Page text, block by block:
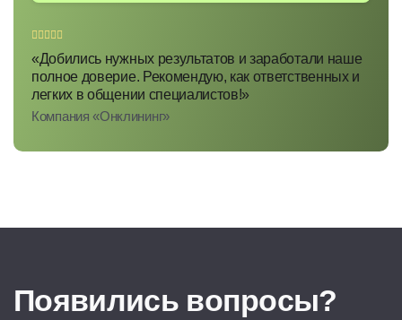
«Добились нужных результатов и заработали наше
полное доверие. Рекомендую, как ответственных и
легких в общении специалистов!»
Компания «Онклининг»
Появились вопросы?